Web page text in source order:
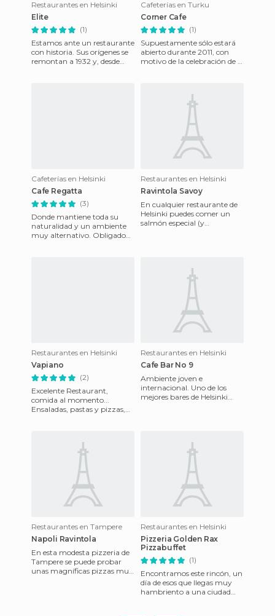
Restaurantes en Helsinki
Elite
(1)
Estamos ante un restaurante
con historia. Sus orígenes se
remontan a 1932 y, desde
Cafeterías en Turku
Corner Cafe
(1)
Supuestamente sólo estará
abierto durante 2011, con
motivo de la celebración de la
Cafeterías en Helsinki
Cafe Regatta
(3)
Donde mantiene toda su
naturalidad y un ambiente
muy alternativo. Obligado
Restaurantes en Helsinki
Ravintola Savoy
En cualquier restaurante de
Helsinki puedes comer un
salmón especial (y
Restaurantes en Helsinki
Vapiano
(2)
Excelente Restaurant,
comida al momento...
Ensaladas, pastas y pizzas,
Restaurantes en Helsinki
Cafe Bar No 9
Ambiente joven e
internacional. Uno de los
mejores bares de Helsinki
Restaurantes en Tampere
Napoli Ravintola
En esta modesta pizzeria de
Tampere se puede probar
unas magníficas pizzas muy
Restaurantes en Helsinki
Pizzeria Golden Rax
Pizzabuffet
(1)
Encontramos este rincón, un
día de esos que llegas muy
hambriento a una ciudad